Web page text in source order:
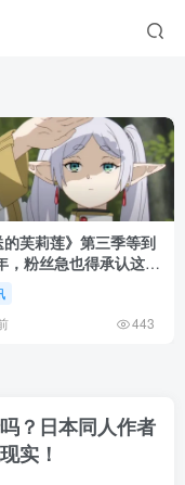
的芙莉莲》第三季等到
，粉丝急也得承认这次
理！
443
？日本同人作者
实！